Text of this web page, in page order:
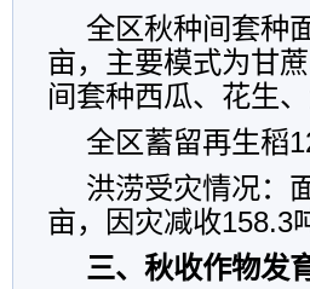
全区秋种间套种
亩，主要模式为甘
间套种西瓜、花生、
全区蓄留再生稻
洪涝受灾情况：
亩，因灾减收158.3
三、秋收作物发